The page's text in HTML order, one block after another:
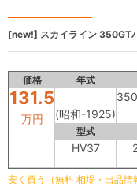
[new!] スカイライン 350GT
価格 年式
131.5
万円 (昭和-1925)
型式
HV37
安く買う（無料 相場・出品情